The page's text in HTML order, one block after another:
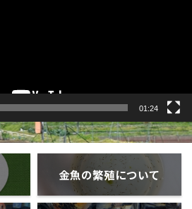
01:24
金魚の繁殖について